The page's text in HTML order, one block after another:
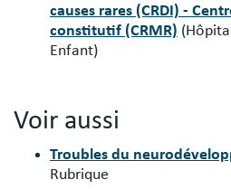
causes rares (CRDI) -
constitutif (CRMR)
Enfant)
Voir aussi
Troubles du
Rubrique